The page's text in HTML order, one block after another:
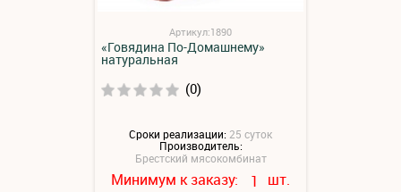
Артикул:1890
«Говядина По-Домашнему»
натуральная
(0)
Сроки реализации: 25 суток
Производитель:
Брестский мясокомбинат
Минимум к заказу: 1 шт.